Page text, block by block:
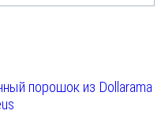
порошок из Dollarama